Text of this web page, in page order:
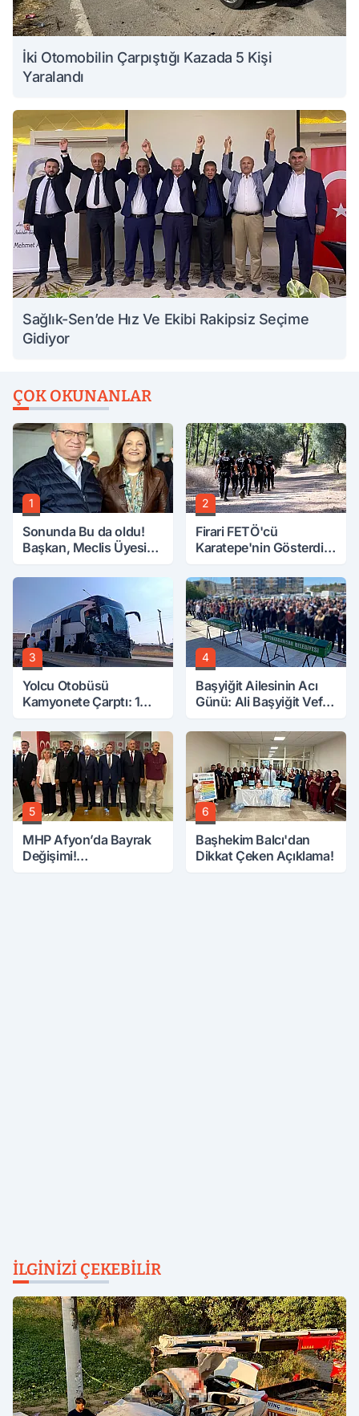
İki Otomobilin Çarpıştığı Kazada 5 Kişi
Yaralandı
Sağlık-Sen’de Hız Ve Ekibi Rakipsiz Seçime
Gidiyor
ÇOK OKUNANLAR
1
Sonunda Bu da oldu!
Başkan, Meclis Üyesini
Attırdı
2
Firari FETÖ'cü
Karatepe'nin Gösterdiği
Aranıyor
3
Yolcu Otobüsü
Kamyonete Çarptı: 1
4
Başyiğit Ailesinin Acı
Günü: Ali Başyiğit Vefat
5
MHP Afyon’da Bayrak
Değişimi!
6
Başhekim Balcı'dan
Dikkat Çeken Açıklama!
İLGINIZI ÇEKEBILIR